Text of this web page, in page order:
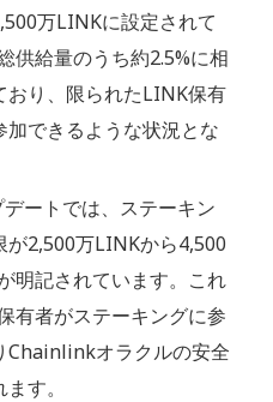
万LINKに設定されて
供給量のうち約2.5%に相
おり、限られたLINK保有
できるような状況とな
ートでは、ステーキン
が2,500万LINKから4,500
明記されています。これ
有者がステーキングに参
Chainlinkオラクルの安全
す。